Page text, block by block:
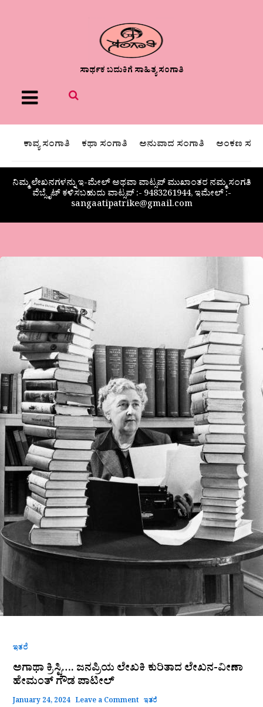
ಸಾರ್ಥಕ ಬದುಕಿಗೆ ಸಾಹಿತ್ಯ ಸಂಗಾತಿ
Menu
ಕಾವ್ಯ ಸಂಗಾತಿ ಕಥಾ ಸಂಗಾತಿ ಅನುವಾದ ಸಂಗಾತಿ ಅಂಕಣ
ನಿಮ್ಮ ಲೇಖನಗಳನ್ನು ಇ-ಮೇಲ್ ಅಥವಾ ವಾಟ್ಸಪ್ ಮುಖಾಂತರ ನಮ್ಮ ಸಂಗತಿ
ವೆಬ್ಸೈಟ್ ಕಳಿಸಬಹುದು ವಾಟ್ಸಪ್‌ :- 9483261944, ಇಮೇಲ್ :-
sangaatipatrike@gmail.com
ಇತರೆ
ಅಗಾಥಾ ಕ್ರಿಸ್ಟಿ…. ಜನಪ್ರಿಯ ಲೇಖಕಿ ಕುರಿತಾದ ಲೇಖನ-ವೀಣಾ
ಹೇಮಂತ್ ಗೌಡ ಪಾಟೀಲ್
January 24, 2024 Leave a Comment ಇತರೆ
ಜನಪ್ರಿಯ
ಲೇಖಕಿ
ಕುರಿತಾದ
ಲೇಖನ-
ವೀಣಾ
ಹೇಮಂತ್
ಗೌಡ
ಪಾಟೀಲ್